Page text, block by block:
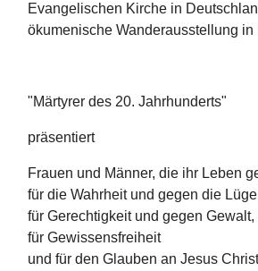
Evangelischen Kirche in
ökumenische Wanderausstellung in
"Märtyrer des 20. Jahrhunderts"
präsentiert
Frauen und Männer, die ihr Leben
für die Wahrheit und gegen die
für Gerechtigkeit und gegen Gewalt,
für Gewissensfreiheit
und für den Glauben an Jesus